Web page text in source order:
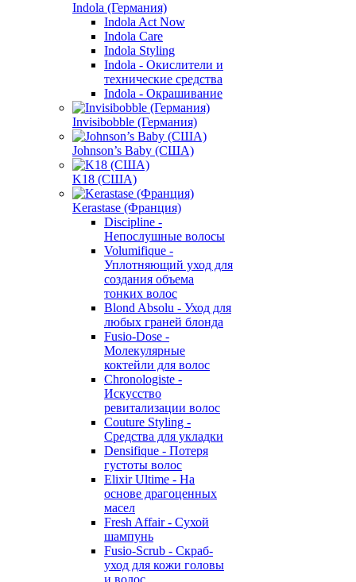
Indola (Германия)
Indola Act Now
Indola Care
Indola Styling
Indola - Окислители и
технические средства
Indola - Окрашивание
Invisibobble (Германия)
Johnson’s Baby (США)
K18 (США)
Kerastase (Франция)
Discipline -
Непослушные волосы
Volumifique -
Уплотняющий уход для
создания объема
тонких волос
Blond Absolu - Уход для
любых граней блонда
Fusio-Dose -
Молекулярные
коктейли для волос
Chronologiste -
Искусство
ревитализации волос
Couture Styling -
Средства для укладки
Densifique - Потеря
густоты волос
Elixir Ultime - На
основе драгоценных
масел
Fresh Affair - Сухой
шампунь
Fusio-Scrub - Скраб-
уход для кожи головы
и волос